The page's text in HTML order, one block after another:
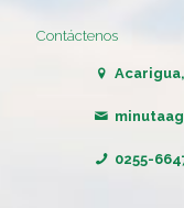
Contáctenos
0255-